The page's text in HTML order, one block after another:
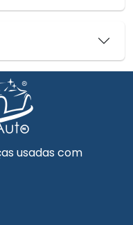
usadas com